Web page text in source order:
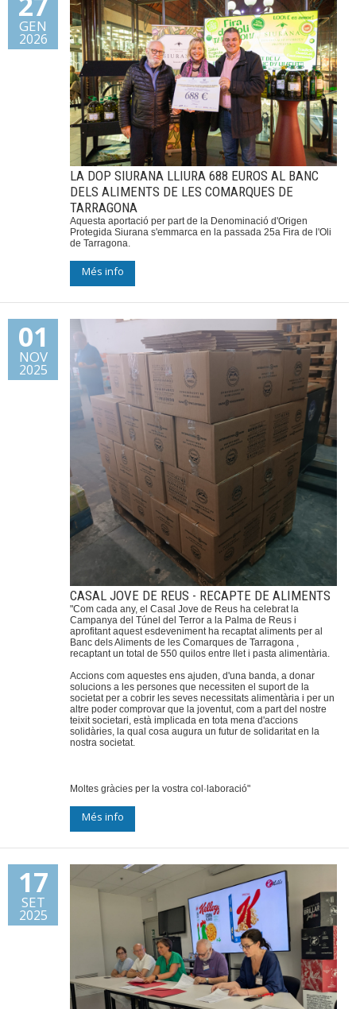
Donacions
GEN
2026
LA DOP SIURANA LLIURA 688 EUROS AL BANC
DELS ALIMENTS DE LES COMARQUES DE
TARRAGONA
Aquesta aportació per part de la Denominació d'Origen
Protegida Siurana s'emmarca en la passada 25a Fira de l'Oli
de Tarragona.
Més info
01
NOV
2025
CASAL JOVE DE REUS - RECAPTE DE ALIMENTS
"Com cada any, el Casal Jove de Reus ha celebrat la
Campanya del Túnel del Terror a la Palma de Reus i
aprofitant aquest esdeveniment ha recaptat aliments per al
Banc dels Aliments de les Comarques de Tarragona ,
recaptant un total de 550 quilos entre llet i pasta alimentària.
Accions com aquestes ens ajuden, d'una banda, a donar
solucions a les persones que necessiten el suport de la
societat per a cobrir les seves necessitats alimentària i per un
altre poder comprovar que la joventut, com a part del nostre
teixit societari, està implicada en tota mena d'accions
solidàries, la qual cosa augura un futur de solidaritat en la
nostra societat.
Moltes gràcies per la vostra col·laboració"
Més info
17
SET
2025